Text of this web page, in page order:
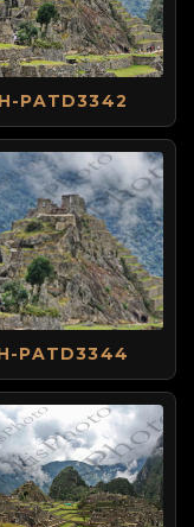
PATD3342
PATD3344